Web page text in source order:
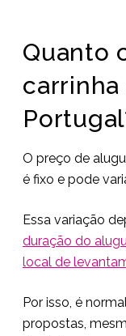
Quanto
O preço de
é fixo e pode
Essa variação
duração do
local de
Por isso, é
propostas,